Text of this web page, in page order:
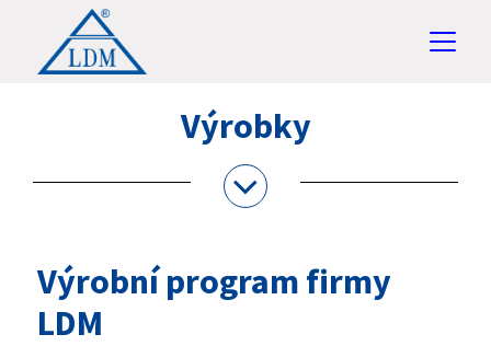
Výrobky
Výrobní program firmy
LDM